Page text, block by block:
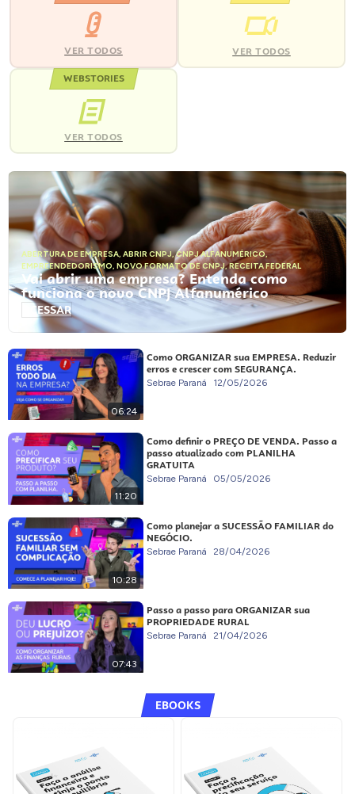
VER TODOS VER TODOS
WEBSTORIES
VER TODOS
ABERTURA DE EMPRESA, ABRIR CNPJ,CNPJ ALFANUMÉRICO,
EMPREENDEDORISMO, NOVO FORMATO DE CNPJ,RECEITA FEDERAL
Vai abrir uma empresa? Entenda como
funciona o novo CNPJ Alfanumérico
ACESSAR
06:24
Como ORGANIZAR sua EMPRESA. Reduzir
erros e crescer com SEGURANÇA.
Sebrae Paraná 12/05/2026
11:20
Como definir o PREÇO DE VENDA. Passo a
passo atualizado com PLANILHA
GRATUITA
Sebrae Paraná 05/05/2026
10:28
Como planejar a SUCESSÃO FAMILIAR do
NEGÓCIO.
Sebrae Paraná 28/04/2026
07:43
Passo a passo para ORGANIZAR sua
PROPRIEDADE RURAL
Sebrae Paraná 21/04/2026
EBOOKS